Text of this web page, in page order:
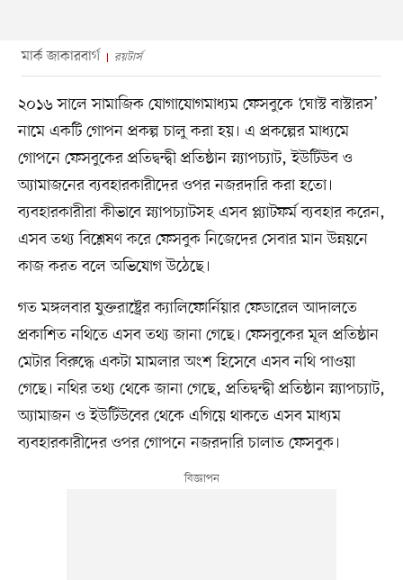
মার্ক জাকারবার্গ রয়টার্স
২০১৬ সালে সামাজিক যোগাযোগমাধ্যম ফেসবুকে ‘ঘোস্ট বাস্টারস’
নামে একটি গোপন প্রকল্প চালু করা হয়। এ প্রকল্পের মাধ্যমে
গোপনে ফেসবুকের প্রতিদ্বন্দ্বী প্রতিষ্ঠান স্ন্যাপচ্যাট, ইউটিউব ও
অ্যামাজনের ব্যবহারকারীদের ওপর নজরদারি করা হতো।
ব্যবহারকারীরা কীভাবে স্ন্যাপচ্যাটসহ এসব প্ল্যাটফর্ম ব্যবহার করেন,
এসব তথ্য বিশ্লেষণ করে ফেসবুক নিজেদের সেবার মান উন্নয়নে
কাজ করত বলে অভিযোগ উঠেছে।
গত মঙ্গলবার যুক্তরাষ্ট্রের ক্যালিফোর্নিয়ার ফেডারেল আদালতে
প্রকাশিত নথিতে এসব তথ্য জানা গেছে। ফেসবুকের মূল প্রতিষ্ঠান
মেটার বিরুদ্ধে একটা মামলার অংশ হিসেবে এসব নথি পাওয়া
গেছে। নথির তথ্য থেকে জানা গেছে, প্রতিদ্বন্দ্বী প্রতিষ্ঠান স্ন্যাপচ্যাট,
অ্যামাজন ও ইউটিউবের থেকে এগিয়ে থাকতে এসব মাধ্যম
ব্যবহারকারীদের ওপর গোপনে নজরদারি চালাত ফেসবুক।